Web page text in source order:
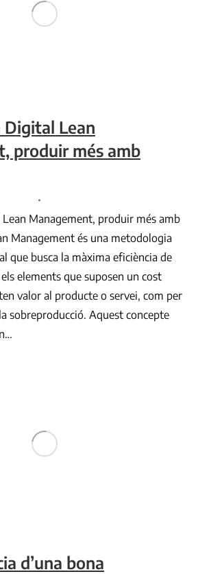
Lean
produir més amb
Management, produir més amb
Management és una metodologia
que busca la màxima eficiència de
elements que suposen un cost
valor al producte o servei, com per
sobreproducció. Aquest concepte
d’una bona